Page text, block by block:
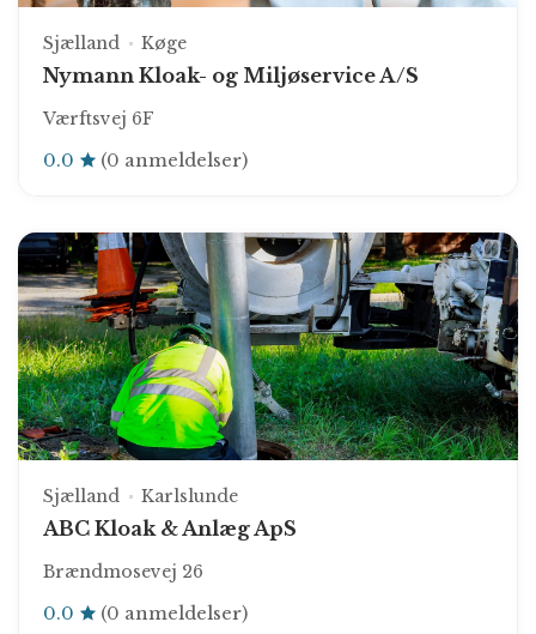
Sjælland Køge
Nymann Kloak- og Miljøservice A/S
Værftsvej 6F
0.0 (0 anmeldelser)
Sjælland Karlslunde
ABC Kloak & Anlæg ApS
Brændmosevej 26
0.0 (0 anmeldelser)